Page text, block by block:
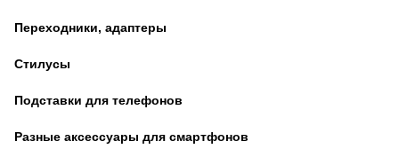
Переходники, адаптеры
Стилусы
Подставки для телефонов
Разные аксессуары для смартфонов